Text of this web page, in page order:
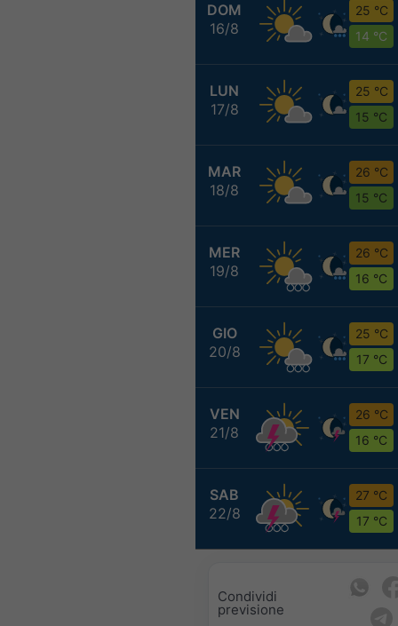
DOM
16/8
25 °C
14 °C
LUN
17/8
25 °C
15 °C
MAR
18/8
26 °C
15 °C
MER
19/8
26 °C
16 °C
GIO
20/8
25 °C
17 °C
VEN
21/8
26 °C
16 °C
SAB
22/8
27 °C
17 °C
Condividi
previsione